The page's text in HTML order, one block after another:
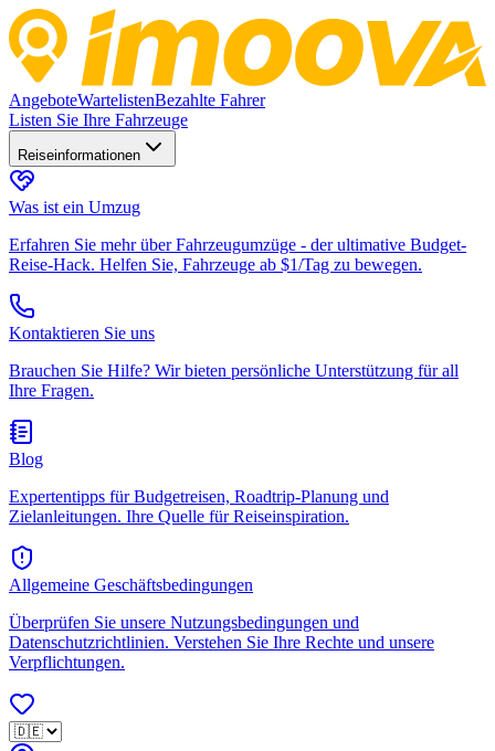
AngeboteWartelistenBezahlte Fahrer
Listen Sie Ihre Fahrzeuge
Reiseinformationen
Was ist ein Umzug
Erfahren Sie mehr über Fahrzeugumzüge - der ultimative Budget-
Reise-Hack. Helfen Sie, Fahrzeuge ab $1/Tag zu bewegen.
Kontaktieren Sie uns
Brauchen Sie Hilfe? Wir bieten persönliche Unterstützung für all
Ihre Fragen.
Blog
Expertentipps für Budgetreisen, Roadtrip-Planung und
Zielanleitungen. Ihre Quelle für Reiseinspiration.
Allgemeine Geschäftsbedingungen
Überprüfen Sie unsere Nutzungsbedingungen und
Datenschutzrichtlinien. Verstehen Sie Ihre Rechte und unsere
Verpflichtungen.